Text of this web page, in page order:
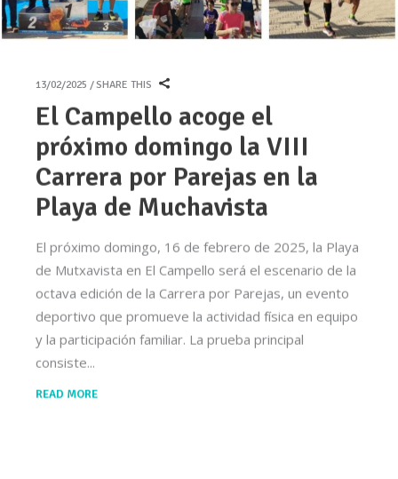
13/02/2025 SHARE THIS
El Campello acoge el
próximo domingo la VIII
Carrera por Parejas en la
Playa de Muchavista
El próximo domingo, 16 de febrero de 2025, la Playa
de Mutxavista en El Campello será el escenario de la
octava edición de la Carrera por Parejas, un evento
deportivo que promueve la actividad física en equipo
y la participación familiar. La prueba principal
consiste
READ MORE